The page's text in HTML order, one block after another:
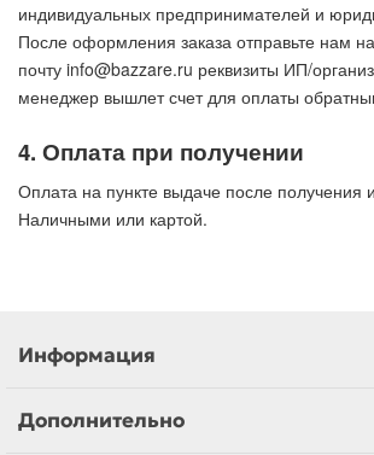
индивидуальных предпринимателей и
После оформления заказа отправьте нам
почту info@bazzare.ru реквизиты ИП/
менеджер вышлет счет для оплаты
4. Оплата при получении
Оплата на пункте выдаче после получения
Наличными или картой.
Информация
Дополнительно